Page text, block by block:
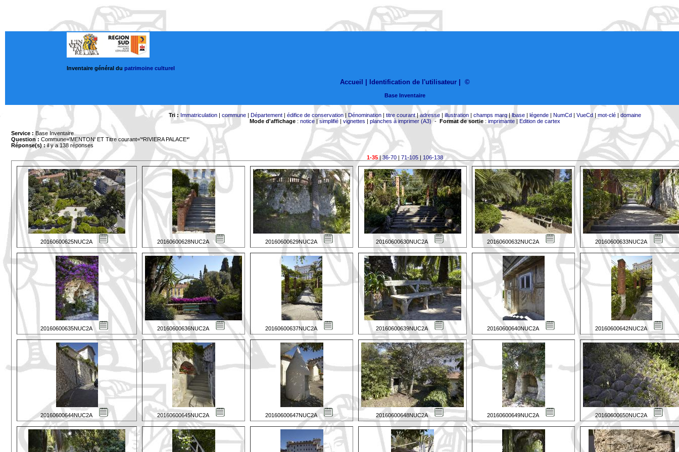
Inventaire général du patrimoine culturel
Accueil | Identification de l'utilisateur ©
Base Inventaire
Tri : Immatriculation| commune| Département| édifice de conservation| Dénomination| titre courant|adresse| illustration| champs marq|lbase| légende| NumCd| VueCd| mot-clé|domaine
Mode d'affichage: notice|simplifié| vignettes | planches à imprimer (A3) - Format de sortie: imprimante| Edition de cartex
Service : Base Inventaire
Question : Commune='MENTON' ET Titre courant='*RIVIERA PALACE*'
Réponse(s) :il y a 138 réponses
1-35|36-70| 71-105| 106-138
20160600625NUC2A 20160600628NUC2A 20160600629NUC2A 20160600630NUC2A 20160600632NUC2A 20160600633NUC2A
20160600635NUC2A 20160600636NUC2A 20160600637NUC2A 20160600639NUC2A 20160600640NUC2A 20160600642NUC2A
20160600644NUC2A 20160600645NUC2A 20160600647NUC2A 20160600648NUC2A 20160600649NUC2A 20160600650NUC2A